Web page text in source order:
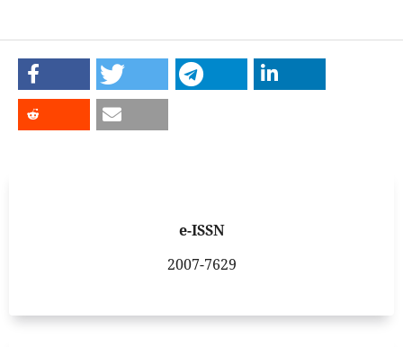
e-ISSN
2007-7629